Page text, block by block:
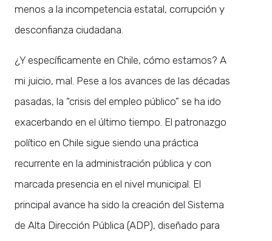
menos a la incompetencia estatal, corrupción y
desconfianza ciudadana.
¿Y específicamente en Chile, cómo estamos? A
mi juicio, mal. Pese a los avances de las décadas
pasadas, la “crisis del empleo público” se ha ido
exacerbando en el último tiempo. El patronazgo
político en Chile sigue siendo una práctica
recurrente en la administración pública y con
marcada presencia en el nivel municipal. El
principal avance ha sido la creación del Sistema
de Alta Dirección Pública (ADP), diseñado para